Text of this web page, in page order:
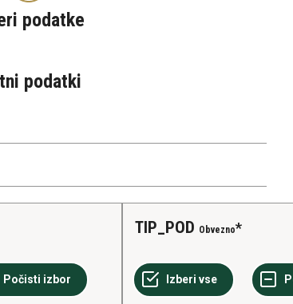
podatke
podatki
TIP_POD Obvezno